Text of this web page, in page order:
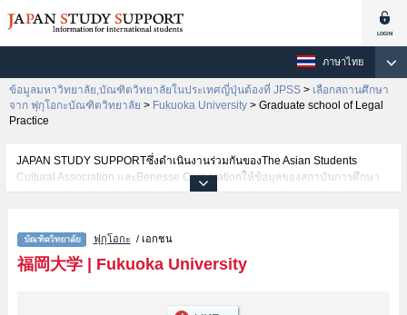
ภาษาไทย
ข้อมูลมหาวิทยาลัย,บัณฑิตวิทยาลัยในประเทศญี่ปุ่นต้องที่ JPSS > เลือกสถานศึกษา
จาก ฟุกุโอกะบัณฑิตวิทยาลัย > Fukuoka University > Graduate school of Legal
Practice
JAPAN STUDY SUPPORTซึ่งดำเนินงานร่วมกันของThe Asian Students
Cultural Association และBenesse Corporationให้ข้อมูลของสถาบันการศึกษา
ระดับมหาวิทยาลัย・บัณฑิตวิทยาลัย・วิทยาลัยระดับอนุปริญญา・วิทยาลัย
ชาติเช่นGraduate school of HumanitiesหรือGraduate School of
LawหรือGraduate School of EconomicsหรือGraduate school of
CommerceหรือGraduate school of ScienceหรือGraduate School of
and Health ScienceหรือGraduate school of Legal Practice เป็นต้น,ข้อมูลของ
ฟุกุโอกะ / เอกชน
福岡大学| Fukuoka University